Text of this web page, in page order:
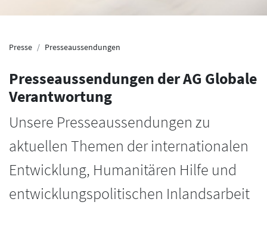
Presse Presseaussendungen
Presseaussendungen der AG Globale
Verantwortung
Unsere Presseaussendungen zu
aktuellen Themen der internationalen
Entwicklung, Humanitären Hilfe und
entwicklungspolitischen Inlandsarbeit